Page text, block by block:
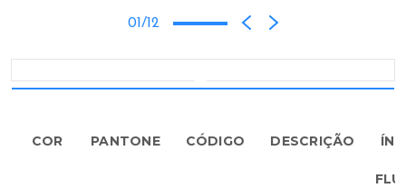
01/12
COR PANTONE CÓDIGO DESCRIÇÃO